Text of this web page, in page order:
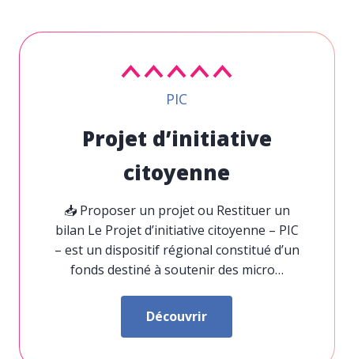
PIC
Projet d’initiative
citoyenne
📥 Proposer un projet ou Restituer un
bilan Le Projet d’initiative citoyenne – PIC
– est un dispositif régional constitué d’un
fonds destiné à soutenir des micro…
Découvrir